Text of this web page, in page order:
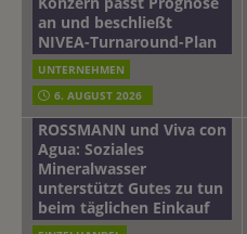
an und beschließt
NIVEA-Turnaround-Plan
UNTERNEHMEN
6. AUGUST 2026
ROSSMANN und Viva con
Agua: Soziales
Mineralwasser
unterstützt Gutes zu tun
beim täglichen Einkauf